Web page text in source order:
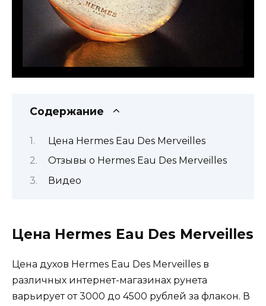
Содержание
Цена Hermes Eau Des Merveilles
Отзывы о Hermes Eau Des Merveilles
Видео
Цена Hermes Eau Des Merveilles
Цена духов Hermes Eau Des Merveilles в
различных интернет-магазинах рунета
варьирует от 3000 до 4500 рублей за флакон. В